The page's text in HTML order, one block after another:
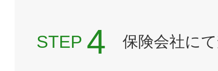
STEP 保険会社に